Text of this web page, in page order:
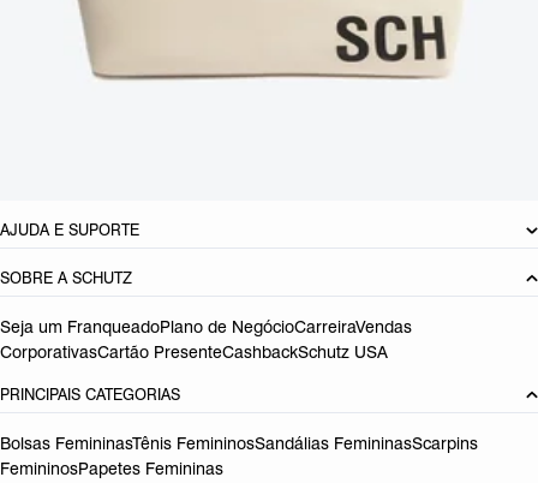
Material: Multimaterial
Cor: Colorido
AJUDA E SUPORTE
SOBRE A SCHUTZ
Seja um FranqueadoPlano de NegócioCarreiraVendas
CorporativasCartão PresenteCashbackSchutz USA
PRINCIPAIS CATEGORIAS
Bolsas FemininasTênis FemininosSandálias FemininasScarpins
FemininosPapetes Femininas